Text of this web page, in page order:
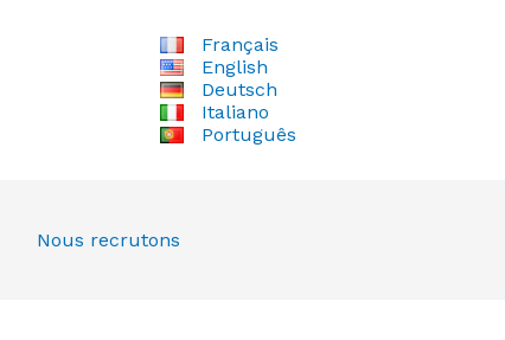
Français
English
Deutsch
Italiano
Português
Nous recrutons